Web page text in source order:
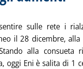
sulle rete i
il 28 dicembre,
alla consueta
oggi Eni è salita di 1